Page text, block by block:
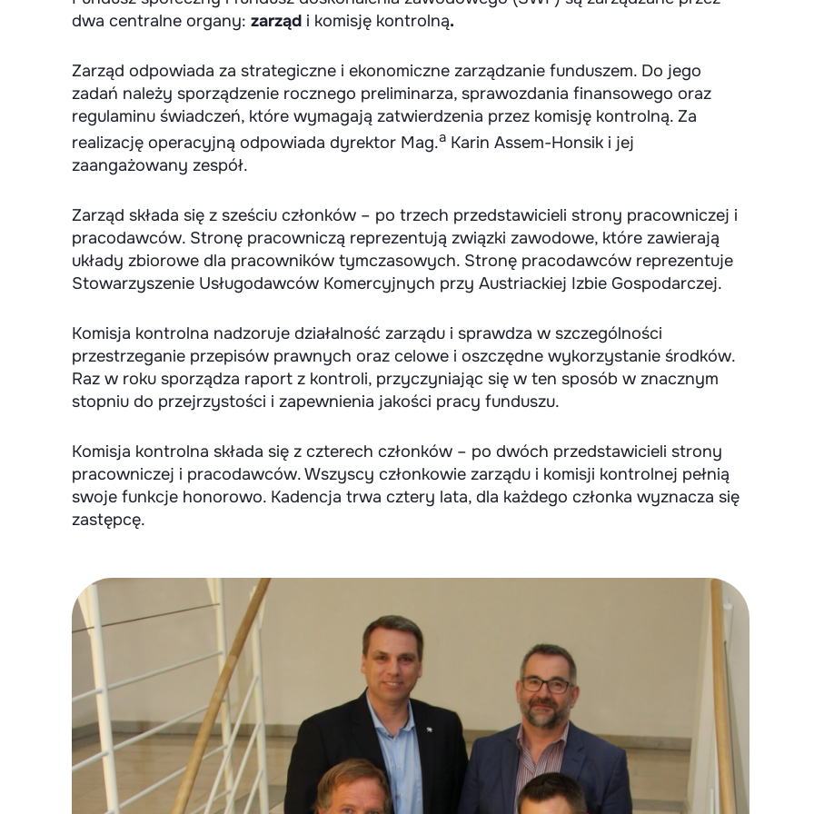
dwa centralne organy:zarząd i komisję kontrolną.
Zarząd odpowiada za strategiczne i ekonomiczne zarządzanie funduszem. Do jego
zadań należy sporządzenie rocznego preliminarza, sprawozdania finansowego oraz
regulaminu świadczeń, które wymagają zatwierdzenia przez komisję kontrolną. Za
realizację operacyjną odpowiada dyrektor Mag.a Karin Assem-Honsik i jej
zaangażowany zespół.
Zarząd składa się z sześciu członków – po trzech przedstawicieli strony pracowniczej i
pracodawców. Stronę pracowniczą reprezentują związki zawodowe, które zawierają
układy zbiorowe dla pracowników tymczasowych. Stronę pracodawców reprezentuje
Stowarzyszenie Usługodawców Komercyjnych przy Austriackiej Izbie Gospodarczej.
Komisja kontrolna nadzoruje działalność zarządu i sprawdza w szczególności
przestrzeganie przepisów prawnych oraz celowe i oszczędne wykorzystanie środków.
Raz w roku sporządza raport z kontroli, przyczyniając się w ten sposób w znacznym
stopniu do przejrzystości i zapewnienia jakości pracy funduszu.
Komisja kontrolna składa się z czterech członków – po dwóch przedstawicieli strony
pracowniczej i pracodawców. Wszyscy członkowie zarządu i komisji kontrolnej pełnią
swoje funkcje honorowo. Kadencja trwa cztery lata, dla każdego członka wyznacza się
zastępcę.